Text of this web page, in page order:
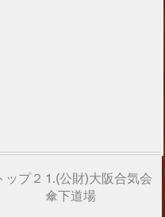
ップ２ 1.(公財)大阪合気会
傘下道場